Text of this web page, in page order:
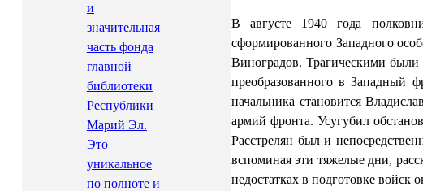
и
значительная
часть фонда
главной
библиотеки
Республики
Марий Эл.
Это
уникальное
по полноте и
В августе 1940 года
сформированного Западного
Виноградов. Трагическими
преобразованного в Западный
начальника становится
армий фронта. Усугубил
Расстрелян был и
вспоминая эти тяжелые дни,
недостатках в подготовке